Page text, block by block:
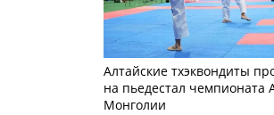
Алтайские тхэквондиты
на пьедестал чемпионата
Монголии